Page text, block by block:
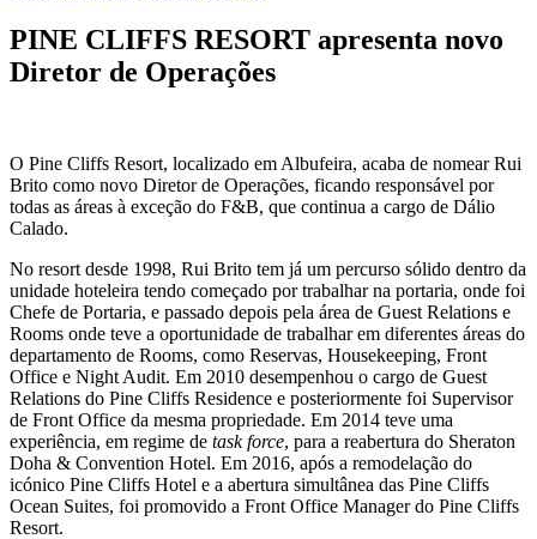
PINE CLIFFS RESORT apresenta novo
Diretor de Operações
O Pine Cliffs Resort, localizado em Albufeira, acaba de nomear Rui
Brito como novo Diretor de Operações, ficando responsável por
todas as áreas à exceção do F&B, que continua a cargo de Dálio
Calado.
No resort desde 1998, Rui Brito tem já um percurso sólido dentro da
unidade hoteleira tendo começado por trabalhar na portaria, onde foi
Chefe de Portaria, e passado depois pela área de Guest Relations e
Rooms onde teve a oportunidade de trabalhar em diferentes áreas do
departamento de Rooms, como Reservas, Housekeeping, Front
Office e Night Audit. Em 2010 desempenhou o cargo de Guest
Relations do Pine Cliffs Residence e posteriormente foi Supervisor
de Front Office da mesma propriedade. Em 2014 teve uma
experiência, em regime de task force, para a reabertura do Sheraton
Doha & Convention Hotel. Em 2016, após a remodelação do
icónico Pine Cliffs Hotel e a abertura simultânea das Pine Cliffs
Ocean Suites, foi promovido a Front Office Manager do Pine Cliffs
Resort.